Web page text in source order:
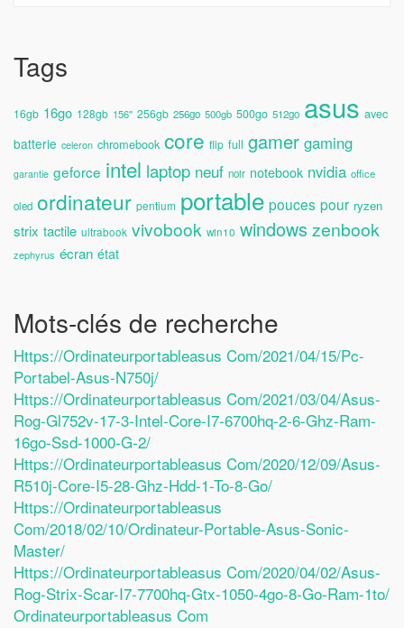
Tags
16gb 16go 128gb 156'' 256gb 256go 500gb 500go 512go asus avec
batterie celeron chromebook core flip full gamer gaming
garantie geforce intel laptop neuf noir notebook nvidia office
oled ordinateur pentium portable pouces pour ryzen
strix tactile ultrabook vivobook win10 windows zenbook
zephyrus écran état
Mots-clés de recherche
Https://ordinateurportableasus Com/2021/04/15/pc-
Portabel-Asus-N750j/
Https://ordinateurportableasus Com/2021/03/04/asus-
Rog-Gl752v-17-3-Intel-Core-I7-6700hq-2-6-Ghz-Ram-
16go-Ssd-1000-G-2/
Https://ordinateurportableasus Com/2020/12/09/asus-
R510j-Core-I5-28-Ghz-Hdd-1-To-8-Go/
Https://ordinateurportableasus
Com/2018/02/10/ordinateur-Portable-Asus-Sonic-
Master/
Https://ordinateurportableasus Com/2020/04/02/asus-
Rog-Strix-Scar-I7-7700hq-Gtx-1050-4go-8-Go-Ram-1to/
Ordinateurportableasus Com